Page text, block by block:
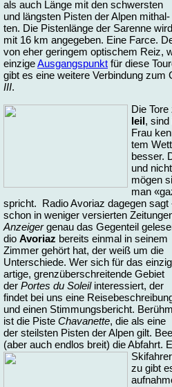
als auch Län­ge mit den schwers­ten
und längs­ten Pis­ten der Al­pen mit­hal­
ten. Die Pis­ten­län­ge der Sa­ren­ne wird
mit 16 km an­ge­ge­ben. Ei­ne Far­ce.
von eher ge­rin­gem op­ti­schem Reiz,
ein­zi­geAus­gangs­punkt für die­se
gibt es ei­ne wei­te­re Ver­bin­dung zum
III.
Die
leil,
Frau
tem
bes­ser.
und
mö­gen
man
spricht. Ra­dio Avo­r­iaz da­ge­gen
schon in we­ni­ger ver­sier­ten
Anzei­gerge­nau das Ge­gen­teil
dio Avo­r­iaz be­reits ein­mal in sei­nem
Zim­mer ge­hört hat, der weiß um die
Un­ter­schie­de. Wer sich für das
ar­ti­ge, grenz­über­schrei­ten­de Ge­biet
der Por­tes du So­leilin­ter­es­siert, der
fin­det bei uns ei­ne
und ei­nen Stim­mungs­be­richt.
ist die Pis­te Cha­va­net­te, die als ei­ne
der steils­ten Pis­ten der Al­pen gilt.
(aber auch end­los breit) die Ab­fahrt.
zu gibt